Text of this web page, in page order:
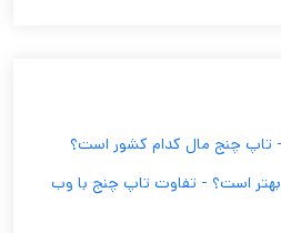
چنج مال کدام کشور است؟
است؟ - تفاوت تاپ چنج با وب